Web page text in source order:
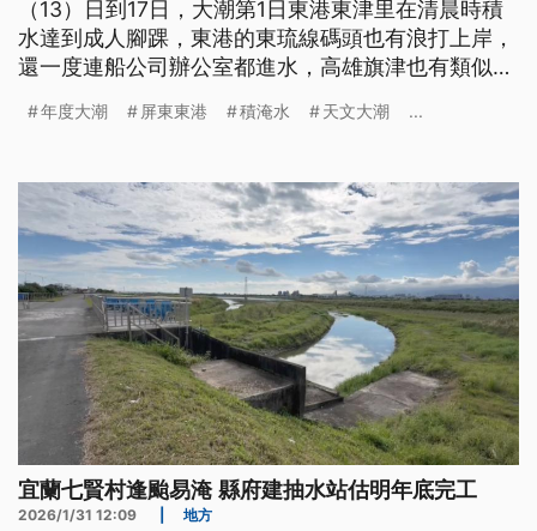
（13）日到17日，大潮第1日東港東津里在清晨時積
水達到成人腳踝，東港的東琉線碼頭也有浪打上岸，
還一度連船公司辦公室都進水，高雄旗津也有類似情
小心防範。
年度大潮 屏東東港 積淹水 天文大潮 ...
宜蘭七賢村逢颱易淹 縣府建抽水站估明年底完工
2026/1/31 12:09 地方